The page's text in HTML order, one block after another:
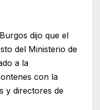
dijo que el
del Ministerio de
a la
con la
y directores de